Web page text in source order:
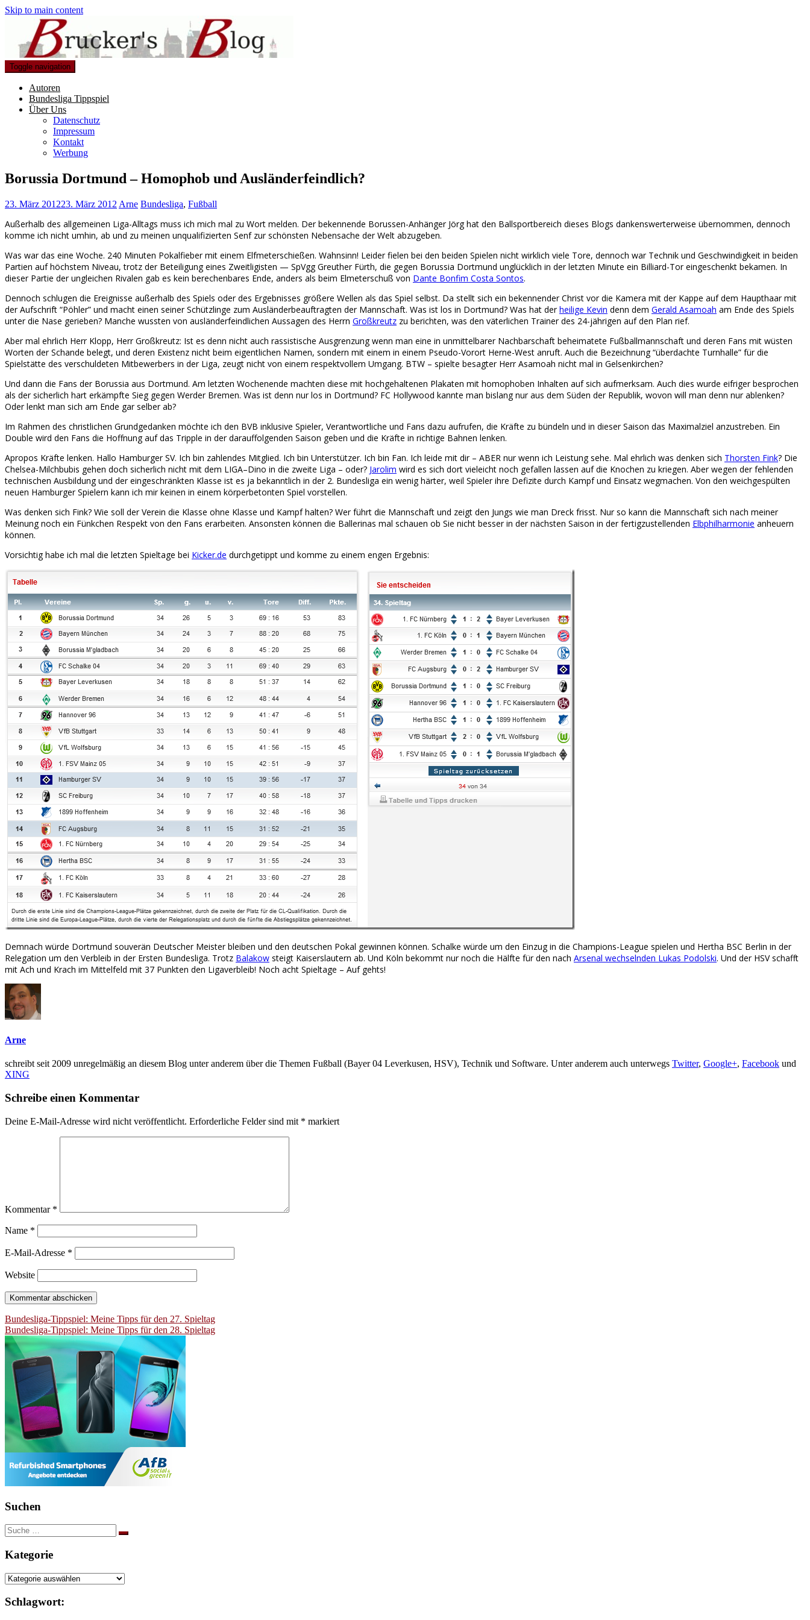
Skip to main content
Toggle navigation
Autoren
Bundesliga Tippspiel
Über Uns
Datenschutz
Impressum
Kontakt
Werbung
Borussia Dortmund – Homophob und Ausländerfeindlich?
23. März 201223. März 2012 Arne Bundesliga, Fußball
Außerhalb des allgemeinen Liga-Alltags muss ich mich mal zu Wort melden. Der bekennende Borussen-Anhänger Jörg hat den Ballsportbereich dieses Blogs dankenswerterweise übernommen, dennoch
komme ich nicht umhin, ab und zu meinen unqualifizierten Senf zur schönsten Nebensache der Welt abzugeben.
Was war das eine Woche. 240 Minuten Pokalfieber mit einem Elfmeterschießen. Wahnsinn! Leider fielen bei den beiden Spielen nicht wirklich viele Tore, dennoch war Technik und Geschwindigkeit in beiden
Partien auf höchstem Niveau, trotz der Beteiligung eines Zweitligisten — SpVgg Greuther Fürth, die gegen Borussia Dortmund unglücklich in der letzten Minute ein Billiard-Tor eingeschenkt bekamen. In
dieser Partie der ungleichen Rivalen gab es kein berechenbares Ende, anders als beim Elmeterschuß von Dante Bonfim Costa Sontos.
Dennoch schlugen die Ereignisse außerhalb des Spiels oder des Ergebnisses größere Wellen als das Spiel selbst. Da stellt sich ein bekennender Christ vor die Kamera mit der Kappe auf dem Haupthaar mit
der Aufschrift “Pöhler” und macht einen seiner Schützlinge zum Ausländerbeauftragten der Mannschaft. Was ist los in Dortmund? Was hat derheilige Kevin denn dem Gerald Asamoah am Ende des Spiels
unter die Nase gerieben? Manche wussten von ausländerfeindlichen Aussagen des Herrn Großkreutz zu berichten, was den väterlichen Trainer des 24-jährigen auf den Plan rief.
Aber mal ehrlich Herr Klopp, Herr Großkreutz: Ist es denn nicht auch rassistische Ausgrenzung wenn man eine in unmittelbarer Nachbarschaft beheimatete Fußballmannschaft und deren Fans mit wüsten
Worten der Schande belegt, und deren Existenz nicht beim eigentlichen Namen, sondern mit einem in einem Pseudo-Vorort Herne-West anruft. Auch die Bezeichnung “überdachte Turnhalle” für die
Spielstätte des verschuldeten Mitbewerbers in der Liga, zeugt nicht von einem respektvollem Umgang. BTW – spielte besagter Herr Asamoah nicht mal in Gelsenkirchen?
Und dann die Fans der Borussia aus Dortmund. Am letzten Wochenende machten diese mit hochgehaltenen Plakaten mit homophoben Inhalten auf sich aufmerksam. Auch dies wurde eifriger besprochen
als der sicherlich hart erkämpfte Sieg gegen Werder Bremen. Was ist denn nur los in Dortmund? FC Hollywood kannte man bislang nur aus dem Süden der Republik, wovon will man denn nur ablenken?
Oder lenkt man sich am Ende gar selber ab?
Im Rahmen des christlichen Grundgedanken möchte ich den BVB inklusive Spieler, Verantwortliche und Fans dazu aufrufen, die Kräfte zu bündeln und in dieser Saison das Maximalziel anzustreben. Ein
Double wird den Fans die Hoffnung auf das Tripple in der darauffolgenden Saison geben und die Kräfte in richtige Bahnen lenken.
Apropos Kräfte lenken. Hallo Hamburger SV. Ich bin zahlendes Mitglied. Ich bin Unterstützer. Ich bin Fan. Ich leide mit dir – ABER nur wenn ich Leistung sehe. Mal ehrlich was denken sich Thorsten Fink? Die
Chelsea-Milchbubis gehen doch sicherlich nicht mit dem LIGA–Dino in die zweite Liga – oder? Jarolim wird es sich dort vieleicht noch gefallen lassen auf die Knochen zu kriegen. Aber wegen der fehlenden
technischen Ausbildung und der eingeschränkten Klasse ist es ja bekanntlich in der 2. Bundesliga ein wenig härter, weil Spieler ihre Defizite durch Kampf und Einsatz wegmachen. Von den weichgespülten
neuen Hamburger Spielern kann ich mir keinen in einem körperbetonten Spiel vorstellen.
Was denken sich Fink? Wie soll der Verein die Klasse ohne Klasse und Kampf halten? Wer führt die Mannschaft und zeigt den Jungs wie man Dreck frisst. Nur so kann die Mannschaft sich nach meiner
Meinung noch ein Fünkchen Respekt von den Fans erarbeiten. Ansonsten können die Ballerinas mal schauen ob Sie nicht besser in der nächsten Saison in der fertigzustellenden Elbphilharmonie anheuern
können.
Vorsichtig habe ich mal die letzten Spieltage bei Kicker.de durchgetippt und komme zu einem engen Ergebnis:
Demnach würde Dortmund souverän Deutscher Meister bleiben und den deutschen Pokal gewinnen können. Schalke würde um den Einzug in die Champions-League spielen und Hertha BSC Berlin in der
Relegation um den Verbleib in der Ersten Bundesliga. Trotz Balakow steigt Kaiserslautern ab. Und Köln bekommt nur noch die Hälfte für den nach Arsenal wechselnden Lukas Podolski. Und der HSV schafft
mit Ach und Krach im Mittelfeld mit 37 Punkten den Ligaverbleib! Noch acht Spieltage – Auf gehts!
Arne
schreibt seit 2009 unregelmäßig an diesem Blog unter anderem über die Themen Fußball (Bayer 04 Leverkusen, HSV), Technik und Software. Unter anderem auch unterwegs Twitter, Google+, Facebook und
XING
Schreibe einen Kommentar
Deine E-Mail-Adresse wird nicht veröffentlicht. Erforderliche Felder sind mit * markiert
Kommentar *
Name *
E-Mail-Adresse *
Website
Beitragsnavigation
Bundesliga-Tippspiel: Meine Tipps für den 27. Spieltag
Bundesliga-Tippspiel: Meine Tipps für den 28. Spieltag
Suchen
Suche
nach:
Kategorie
Kategorie
Schlagwort: